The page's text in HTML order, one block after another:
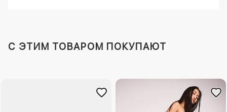
C ЭТИМ ТОВАРОМ ПОКУПАЮТ